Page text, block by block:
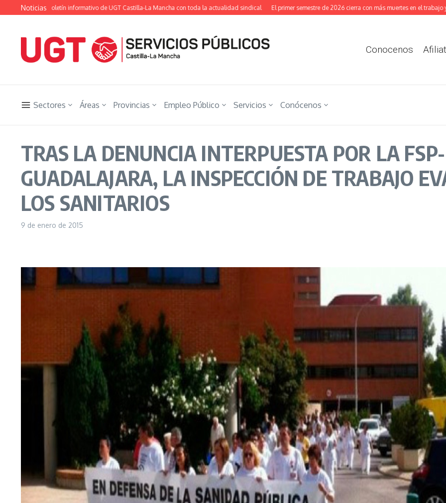
Saltar al contenido
Noticias
el boletín informativo de UGT Castilla-La Mancha con toda la actualidad sindical El primer semestre de 2026 cierra con más muertes en el trabajo y
Conocenos
Sectores Áreas Provincias Empleo Público Servicios Conócenos
TRAS LA DENUNCIA INTERPUESTA POR LA
GUADALAJARA, LA INSPECCIÓN DE TRABAJO
LOS SANITARIOS
9 de enero de 2015